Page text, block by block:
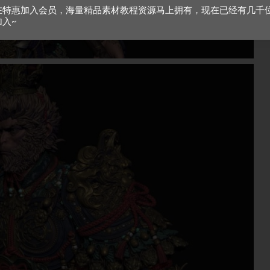
特惠加入会员，海量精品素材教程资源马上拥有，现在已经有几千
入~